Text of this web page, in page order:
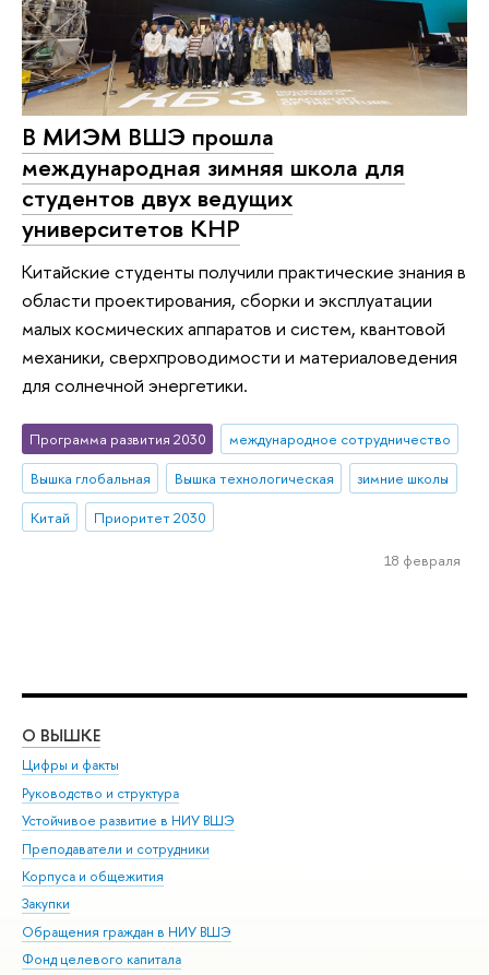
В МИЭМ ВШЭ прошла
международная зимняя школа для
студентов двух ведущих
университетов КНР
Китайские студенты получили практические знания в
области проектирования, сборки и эксплуатации
малых космических аппаратов и систем, квантовой
механики, сверхпроводимости и материаловедения
для солнечной энергетики.
Программа развития 2030
международное сотрудничество
Вышка глобальная
Вышка технологическая
зимние школы
Китай
Приоритет 2030
18 февраля
О ВЫШКЕ
Цифры и факты
Руководство и структура
Устойчивое развитие в НИУ ВШЭ
Преподаватели и сотрудники
Корпуса и общежития
Закупки
Обращения граждан в НИУ ВШЭ
Фонд целевого капитала